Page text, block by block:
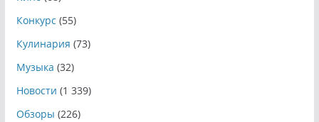
Конкурс (55)
Кулинария (73)
Музыка (32)
Новости (1 339)
Обзоры (226)